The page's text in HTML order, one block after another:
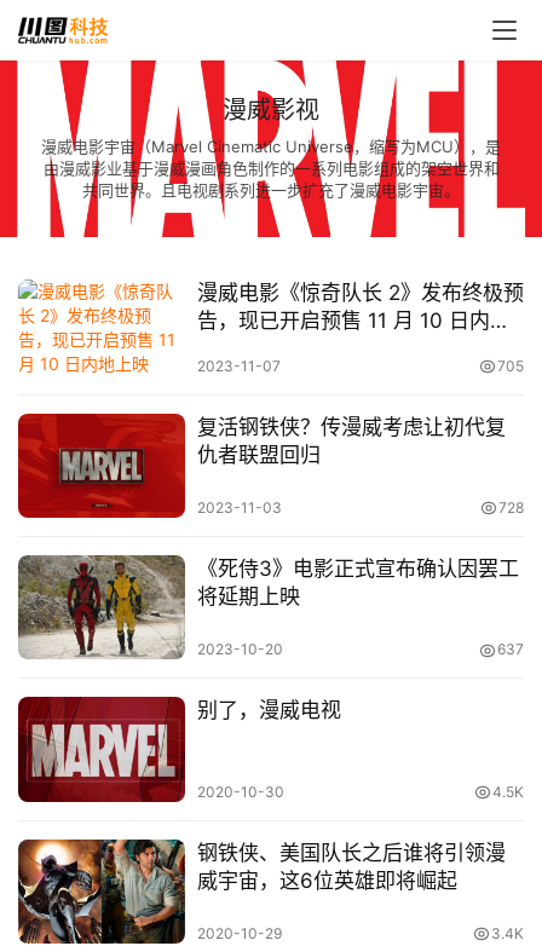
漫威影视
漫威电影宇宙（Marvel Cinematic Universe，缩写为MCU），是
由漫威影业基于漫威漫画角色制作的一系列电影组成的架空世界和
共同世界。且电视剧系列进一步扩充了漫威电影宇宙。
漫威电影《惊奇队长 2》发布终极预
告，现已开启预售 11 月 10 日内地
2023-11-07 705
复活钢铁侠？传漫威考虑让初代复
仇者联盟回归
2023-11-03 728
《死侍3》电影正式宣布确认因罢工
将延期上映
2023-10-20 637
别了，漫威电视
2020-10-30 4.5K
钢铁侠、美国队长之后谁将引领漫
威宇宙，这6位英雄即将崛起
2020-10-29 3.4K